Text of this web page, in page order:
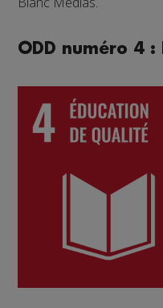
ODD numéro 4